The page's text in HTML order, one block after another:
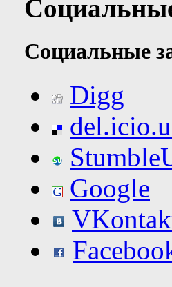
Социальные
Digg
Google